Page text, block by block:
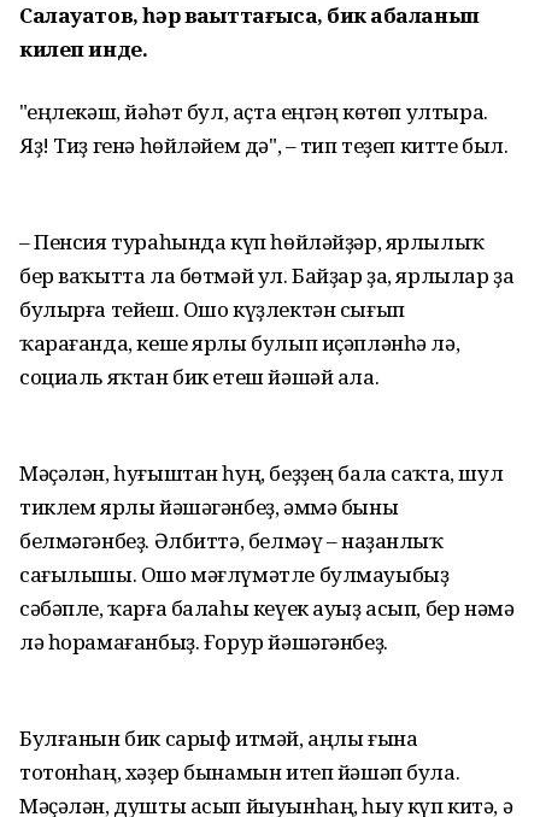
Салауатов, һәр ваҡыттағыса, бик ҡабаланып
килеп инде.
"Һеңлекәш, йәһәт бул, аҫта еңгәң көтөп ултыра.
Яҙ! Тиҙ генә һөйләйем дә", – тип теҙеп китте был.
– Пенсия тураһында күп һөйләйҙәр, ярлылыҡ
бер ваҡытта ла бөтмәй ул. Байҙар ҙа, ярлылар ҙа
булырға тейеш. Ошо күҙлектән сығып
ҡарағанда, кеше ярлы булып иҫәпләнһә лә,
социаль яҡтан бик етеш йәшәй ала.
Мәҫәлән, һуғыштан һуң, беҙҙең бала саҡта, шул
тиклем ярлы йәшәгәнбеҙ, әммә быны
белмәгәнбеҙ. Әлбиттә, белмәү – наҙанлыҡ
сағылышы. Ошо мәғлүмәтле булмауыбыҙ
сәбәпле, ҡарға балаһы кеүек ауыҙ асып, бер нәмә
лә һорамағанбыҙ. Ғорур йәшәгәнбеҙ.
Булғанын бик сарыф итмәй, аңлы ғына
тотонһаң, хәҙер бынамын итеп йәшәп була.
Мәҫәлән, душты асып йыуынһаң, һыу күп китә, ә